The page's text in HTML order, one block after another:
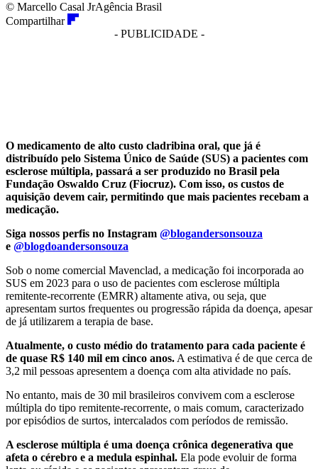
© Marcello Casal JrAgência Brasil
Compartilhar
- PUBLICIDADE -
O medicamento de alto custo cladribina oral, que já é
distribuído pelo Sistema Único de Saúde (SUS) a pacientes com
esclerose múltipla, passará a ser produzido no Brasil pela
Fundação Oswaldo Cruz (Fiocruz). Com isso, os custos de
aquisição devem cair, permitindo que mais pacientes recebam a
medicação.
Siga nossos perfis no Instagram @blogandersonsouza
e @blogdoandersonsouza
Sob o nome comercial Mavenclad, a medicação foi incorporada ao
SUS em 2023 para o uso de pacientes com esclerose múltipla
remitente-recorrente (EMRR) altamente ativa, ou seja, que
apresentam surtos frequentes ou progressão rápida da doença, apesar
de já utilizarem a terapia de base.
Atualmente, o custo médio do tratamento para cada paciente é
de quase R$ 140 mil em cinco anos. A estimativa é de que cerca de
3,2 mil pessoas apresentem a doença com alta atividade no país.
No entanto, mais de 30 mil brasileiros convivem com a esclerose
múltipla do tipo remitente-recorrente, o mais comum, caracterizado
por episódios de surtos, intercalados com períodos de remissão.
A esclerose múltipla é uma doença crônica degenerativa que
afeta o cérebro e a medula espinhal. Ela pode evoluir de forma